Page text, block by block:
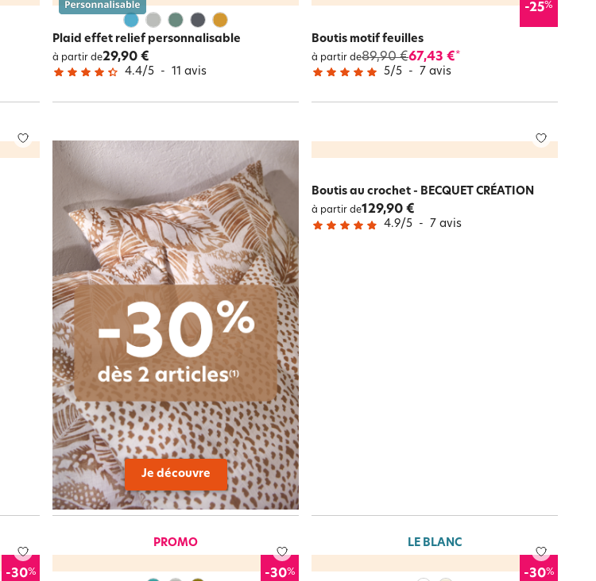
Plaid effet relief personnalisable
à partir de29,90 €
4.4/5 - 11 avis
-25%
Boutis motif feuilles
à partir de89,90 €67,43 €*
5/5 - 7 avis
Boutis au crochet - BECQUET CRÉATION
à partir de129,90 €
4.9/5 - 7 avis
-30%
PROMO
-30%
LE BLANC
-30%
Je découvre